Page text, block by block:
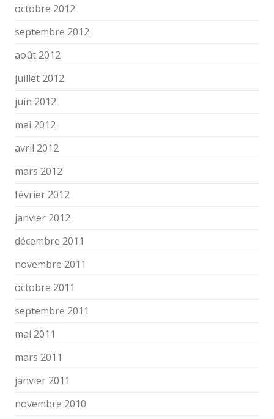
octobre 2012
septembre 2012
août 2012
juillet 2012
juin 2012
mai 2012
avril 2012
mars 2012
février 2012
janvier 2012
décembre 2011
novembre 2011
octobre 2011
septembre 2011
mai 2011
mars 2011
janvier 2011
novembre 2010